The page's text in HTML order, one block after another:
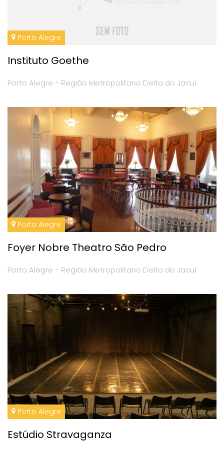
Porto Alegre
Instituto Goethe
Porto Alegre - Região Metropolitano Delta do Jacuí
Porto Alegre
Foyer Nobre Theatro São Pedro
Porto Alegre - Região Metropolitano Delta do Jacuí
Porto Alegre
Estúdio Stravaganza